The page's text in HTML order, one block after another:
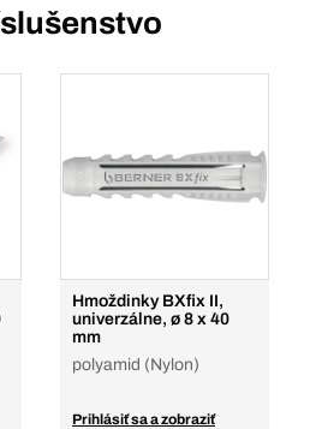
Hmoždinky BXfix II,
univerzálne, ø 8 x 40
mm
polyamid (Nylon)
Prihlásiť sa a zobraziť